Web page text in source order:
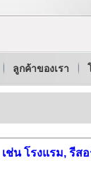
ลูกค้าของเรา
เช่น โรงแรม, รีส